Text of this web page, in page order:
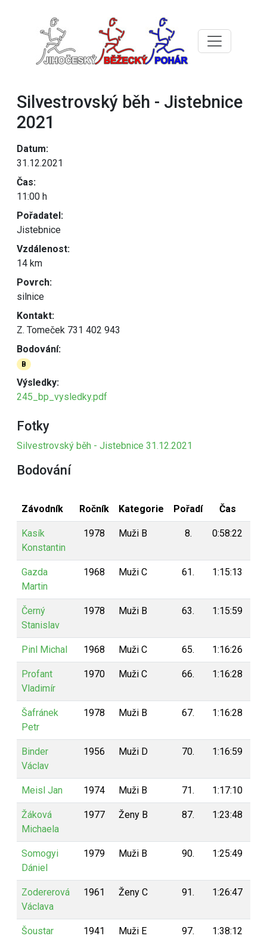
Silvestrovský běh - Jistebnice
2021
Datum:
31.12.2021
Čas:
11:00 h
Pořadatel:
Jistebnice
Vzdálenost:
14 km
Povrch:
silnice
Kontakt:
Z. Tomeček 731 402 943
Bodování:
B
Výsledky:
245_bp_vysledky.pdf
Fotky
Silvestrovský běh - Jistebnice 31.12.2021
Bodování
Závodník Ročník Kategorie Pořadí Čas
Kasík
Konstantin
1978 Muži B 8. 0:58:22
Gazda
Martin
1968 Muži C 61. 1:15:13
Černý
Stanislav
1978 Muži B 63. 1:15:59
Pinl Michal 1968 Muži C 65. 1:16:26
Profant
Vladimír
1970 Muži C 66. 1:16:28
Šafránek
Petr
1978 Muži B 67. 1:16:28
Binder
Václav
1956 Muži D 70. 1:16:59
Meisl Jan 1974 Muži B 71. 1:17:10
Žáková
Michaela
1977 Ženy B 87. 1:23:48
Somogyi
Dániel
1979 Muži B 90. 1:25:49
Zodererová
Václava
1961 Ženy C 91. 1:26:47
Šoustar
1941 Muži E 97. 1:38:12